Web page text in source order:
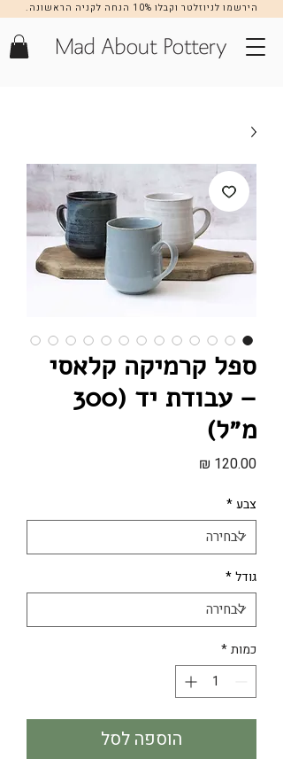
הירשמו לניוזלטר וקבלו 10% הנחה לקניה הראשונה.
הרשמה >>
ספל קרמיקה קלאסי
– עבודת יד (300
מ״ל)
צבע*
גודל*
כמות*
הוספה לסל